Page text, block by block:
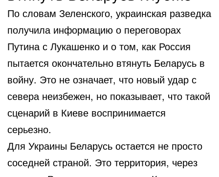
По словам Зеленского, украинская разведка
получила информацию о переговорах
Путина с Лукашенко и о том, как Россия
пытается окончательно втянуть Беларусь в
войну. Это не означает, что новый удар с
севера неизбежен, но показывает, что такой
сценарий в Киеве воспринимается
серьезно.
Для Украины Беларусь остается не просто
соседней страной. Это территория, через